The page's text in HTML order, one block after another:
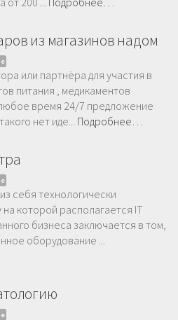
из магазинов надом
или партнёра для участия в
питания , медикаментов
время 24/7 предложение
нет иде... Подробнее…
себя технологически
которой располагается IT
бизнеса заключается в том,
оборудование ...